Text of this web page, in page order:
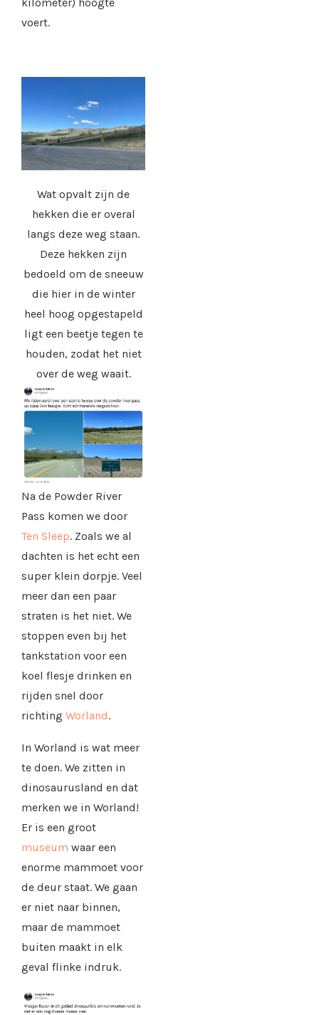
kilometer) hoogte
voert.
Wat opvalt zijn de
hekken die er overal
langs deze weg staan.
Deze hekken zijn
bedoeld om de sneeuw
die hier in de winter
heel hoog opgestapeld
ligt een beetje tegen te
houden, zodat het niet
over de weg waait.
Na de Powder River
Pass komen we door
Ten Sleep. Zoals we al
dachten is het echt een
super klein dorpje. Veel
meer dan een paar
straten is het niet. We
stoppen even bij het
tankstation voor een
koel flesje drinken en
rijden snel door
richting Worland.
In Worland is wat meer
te doen. We zitten in
dinosaurusland en dat
merken we in Worland!
Er is een groot
museum waar een
enorme mammoet voor
de deur staat. We gaan
er niet naar binnen,
maar de mammoet
buiten maakt in elk
geval flinke indruk.